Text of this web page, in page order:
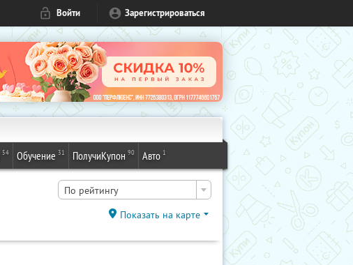
Войти Зарегистрироваться
54 Обучение 31 ПолучиКупон 90 Авто 1
По рейтингу
Показать на карте